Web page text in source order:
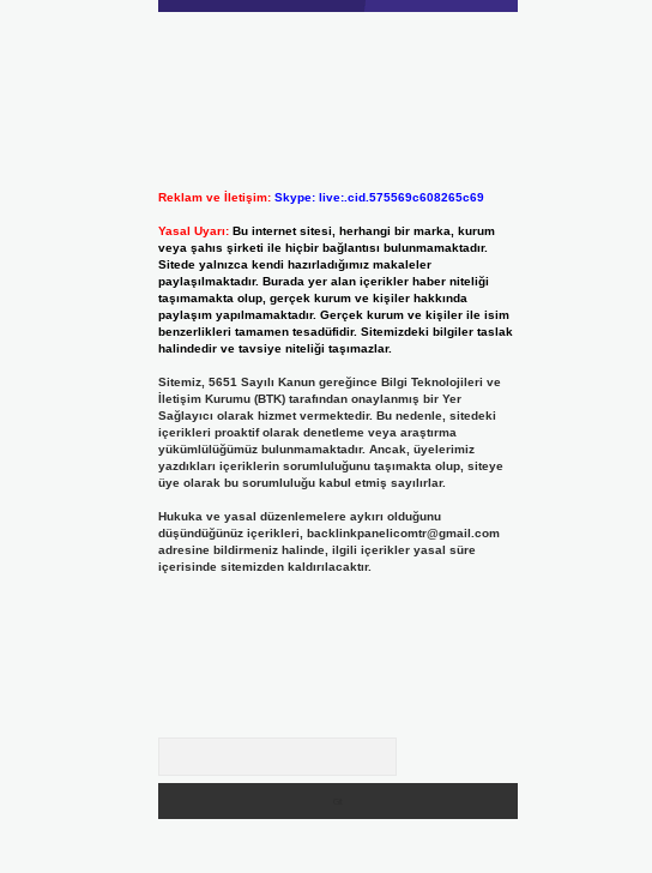
Reklam ve İletişim: Skype: live:.cid.575569c608265c69
Yasal Uyarı: Bu internet sitesi, herhangi bir marka, kurum
veya şahıs şirketi ile hiçbir bağlantısı bulunmamaktadır.
Sitede yalnızca kendi hazırladığımız makaleler
paylaşılmaktadır. Burada yer alan içerikler haber niteliği
taşımamakta olup, gerçek kurum ve kişiler hakkında
paylaşım yapılmamaktadır. Gerçek kurum ve kişiler ile isim
benzerlikleri tamamen tesadüfidir. Sitemizdeki bilgiler taslak
halindedir ve tavsiye niteliği taşımazlar.
Sitemiz, 5651 Sayılı Kanun gereğince Bilgi Teknolojileri ve
İletişim Kurumu (BTK) tarafından onaylanmış bir Yer
Sağlayıcı olarak hizmet vermektedir. Bu nedenle, sitedeki
içerikleri proaktif olarak denetleme veya araştırma
yükümlülüğümüz bulunmamaktadır. Ancak, üyelerimiz
yazdıkları içeriklerin sorumluluğunu taşımakta olup, siteye
üye olarak bu sorumluluğu kabul etmiş sayılırlar.
Hukuka ve yasal düzenlemelere aykırı olduğunu
düşündüğünüz içerikleri, backlinkpanelicomtr@gmail.com
adresine bildirmeniz halinde, ilgili içerikler yasal süre
içerisinde sitemizden kaldırılacaktır.